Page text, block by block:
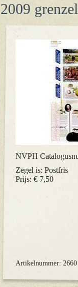
2009
NVPH
Zegel is: Postfris
Prijs: € 7,50
Artikelnummer: 2660